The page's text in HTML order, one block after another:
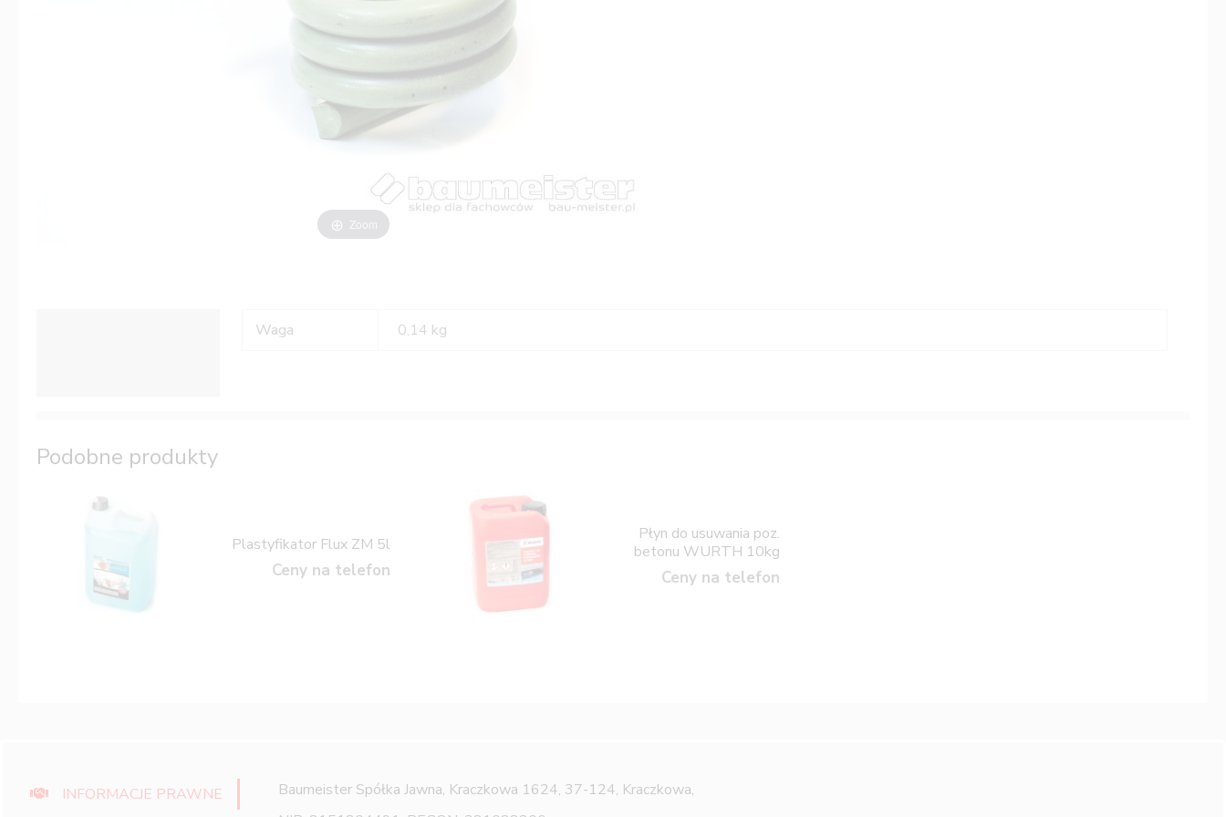
Zoom
Waga 0,14 kg
Podobne produkty
Plastyfikator Flux ZM 5l
Ceny na telefon
Płyn do usuwania poz.
betonu WURTH 10kg
Ceny na telefon
INFORMACJE PRAWNE
Baumeister Spółka Jawna, Kraczkowa 1624, 37-124, Kraczkowa,